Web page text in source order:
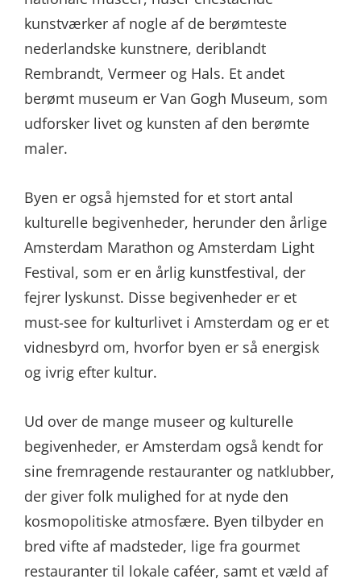
kunstværker af nogle af de berømteste
nederlandske kunstnere, deriblandt
Rembrandt, Vermeer og Hals. Et andet
berømt museum er Van Gogh Museum, som
udforsker livet og kunsten af den berømte
maler.
Byen er også hjemsted for et stort antal
kulturelle begivenheder, herunder den årlige
Amsterdam Marathon og Amsterdam Light
Festival, som er en årlig kunstfestival, der
fejrer lyskunst. Disse begivenheder er et
must-see for kulturlivet i Amsterdam og er et
vidnesbyrd om, hvorfor byen er så energisk
og ivrig efter kultur.
Ud over de mange museer og kulturelle
begivenheder, er Amsterdam også kendt for
sine fremragende restauranter og natklubber,
der giver folk mulighed for at nyde den
kosmopolitiske atmosfære. Byen tilbyder en
bred vifte af madsteder, lige fra gourmet
restauranter til lokale caféer, samt et væld af